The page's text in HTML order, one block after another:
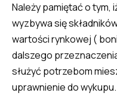
Należy pamiętać o tym,
wyzbywa się
wartości rynkowej (
dalszego
służyć potrzebom
uprawnienie do